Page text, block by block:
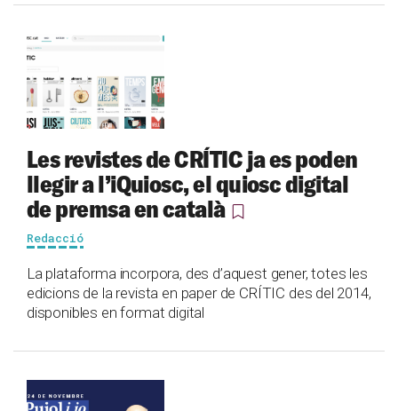
Les revistes de CRÍTIC ja es poden
llegir a l’iQuiosc, el quiosc digital
de premsa en català
Redacció
La plataforma incorpora, des d’aquest gener, totes les
edicions de la revista en paper de CRÍTIC des del 2014,
disponibles en format digital